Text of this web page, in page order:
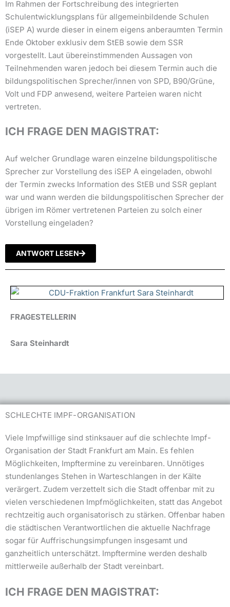
Im Rahmen der Fortschreibung des integrierten
Schulentwicklungsplans für allgemeinbildende Schulen
(iSEP A) wurde dieser in einem eigens anberaumten Termin
Ende Oktober exklusiv dem StEB sowie dem SSR
vorgestellt. Laut übereinstimmenden Aussagen von
Teilnehmenden waren jedoch bei diesem Termin auch die
bildungspolitischen Sprecher/innen von SPD, B90/Grüne,
Volt und FDP anwesend, weitere Parteien waren nicht
vertreten.
ICH FRAGE DEN MAGISTRAT:
Auf welcher Grundlage waren einzelne bildungspolitische
Sprecher zur Vorstellung des iSEP A eingeladen, obwohl
der Termin zwecks Information des StEB und SSR geplant
war und wann werden die bildungspolitischen Sprecher der
übrigen im Römer vertretenen Parteien zu solch einer
Vorstellung eingeladen?
ANTWORT LESEN
FRAGESTELLERIN
Sara Steinhardt
SCHLECHTE IMPF-ORGANISATION
Viele Impfwillige sind stinksauer auf die schlechte Impf-
Organisation der Stadt Frankfurt am Main. Es fehlen
Möglichkeiten, Impftermine zu vereinbaren. Unnötiges
stundenlanges Stehen in Warteschlangen in der Kälte
verärgert. Zudem verzettelt sich die Stadt offenbar mit zu
vielen verschiedenen Impfmöglichkeiten, statt das Angebot
rechtzeitig auch organisatorisch zu stärken. Offenbar haben
die städtischen Verantwortlichen die aktuelle Nachfrage
sogar für Auffrischungsimpfungen insgesamt und
ganzheitlich unterschätzt. Impftermine werden deshalb
mittlerweile außerhalb der Stadt vereinbart.
ICH FRAGE DEN MAGISTRAT: